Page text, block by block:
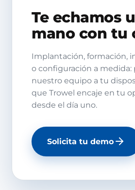
Te echamos
mano con tu
Implantación, formación,
o configuración a medida:
nuestro equipo a tu
que Trowel encaje en tu
desde el día uno.
Solicita tu demo